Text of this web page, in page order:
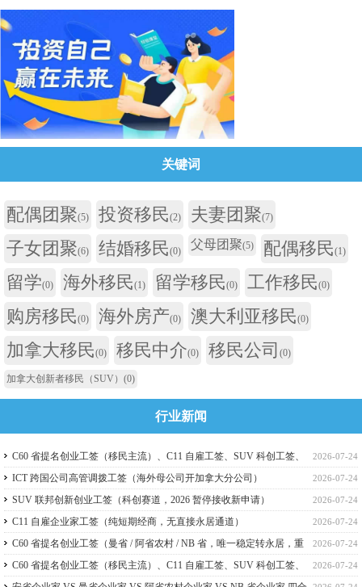
关键词
配偶团聚(5) 投资移民(2) 夫妻团聚(7)
子女团聚(6) 结婚移民(0) 父母团聚(5) 配偶移民(1)
留学(0) 海外移民(1) 留学移民(0) 工作移民(0)
购房移民(0) 海外房产(0) 澳大利亚移民(0)
加拿大移民(0) 移民中介(0) 移民公司 (0)
加拿大创新者移民（SUV） (0)
行业新闻
2026-07-24
C60 省提名创业工签（移民主流）、C11 自雇工签、SUV 科创工签、
ICT 跨国高管工签比较
2026-07-24
ICT 跨国公司高管调拨工签（海外母公司开加拿大分公司）
2026-07-24
SUV 联邦创新创业工签（科创赛道，2026 暂停接收新申请）
2026-07-24
C11 自雇企业家工签（纯短期经商，无直接永居通道）
2026-07-24
C60 省提名创业工签（曼省 / 阿省农村 / NB 省，唯一稳定转永居，重
点）
2026-07-24
C60 省提名创业工签（移民主流）、C11 自雇工签、SUV 科创工签、